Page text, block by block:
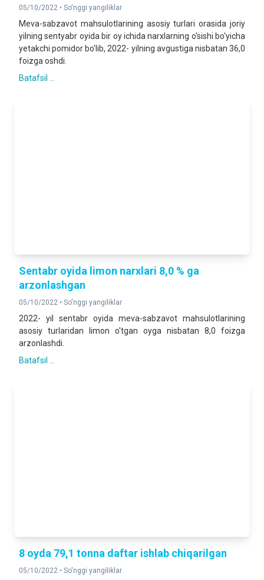
05/10/2022 • So'nggi yangiliklar
Meva-sabzavot mahsulotlarining asosiy turlari orasida joriy
yilning sentyabr oyida bir oy ichida narxlarning o'sishi bo'yicha
yetakchi pomidor bo'lib, 2022- yilning avgustiga nisbatan 36,0
foizga oshdi.
Batafsil ...
Sentabr oyida limon narxlari 8,0 % ga
arzonlashgan
05/10/2022 • So'nggi yangiliklar
2022- yil sentabr oyida meva-sabzavot mahsulotlarining
asosiy turlaridan limon o'tgan oyga nisbatan 8,0 foizga
arzonlashdi.
Batafsil ...
8 oyda 79,1 tonna daftar ishlab chiqarilgan
05/10/2022 • So'nggi yangiliklar